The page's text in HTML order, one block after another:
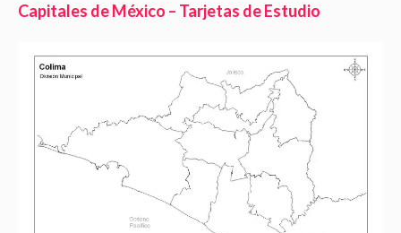
Capitales de México – Tarjetas de Estudio